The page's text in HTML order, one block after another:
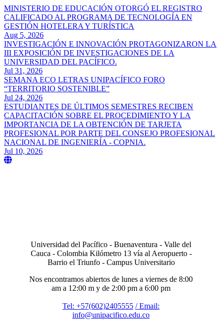
MINISTERIO DE EDUCACIÓN OTORGÓ EL REGISTRO
CALIFICADO AL PROGRAMA DE TECNOLOGÍA EN
GESTIÓN HOTELERA Y TURÍSTICA
Aug 5, 2026
INVESTIGACIÓN E INNOVACIÓN PROTAGONIZARON LA
III EXPOSICIÓN DE INVESTIGACIONES DE LA
UNIVERSIDAD DEL PACÍFICO.
Jul 31, 2026
SEMANA ECO LETRAS UNIPACÍFICO FORO
“TERRITORIO SOSTENIBLE”
Jul 24, 2026
ESTUDIANTES DE ÚLTIMOS SEMESTRES RECIBEN
CAPACITACIÓN SOBRE EL PROCEDIMIENTO Y LA
IMPORTANCIA DE LA OBTENCIÓN DE TARJETA
PROFESIONAL POR PARTE DEL CONSEJO PROFESIONAL
NACIONAL DE INGENIERÍA - COPNIA.
Jul 10, 2026
Universidad del Pacífico - Buenaventura - Valle del
Cauca - Colombia Kilómetro 13 vía al Aeropuerto -
Barrio el Triunfo - Campus Universitario
Nos encontramos abiertos de lunes a viernes de 8:00
am a 12:00 m y de 2:00 pm a 6:00 pm
Tel: +57(602)2405555 / Email:
info@unipacifico.edu.co